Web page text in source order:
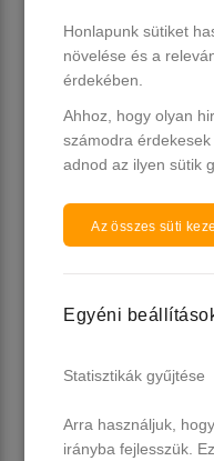
890 Ft
MollyLac műkörömépítő
sablon 500db
19 db raktáron
5.990 Ft
Honlapunk sütiket
növelése és a
érdekében.
Ahhoz, hogy olyan
számodra
adnod az ilyen sütik
Az összes süti
Egyéni
Statisztikák gyűjtése
Arra használjuk,
irányba fejlesszük.